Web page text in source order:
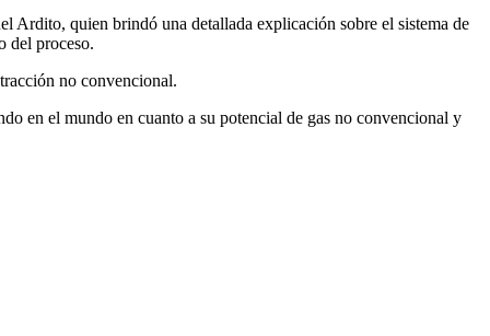
Ardito, quien brindó una detallada explicación sobre el sistema de
del proceso.
no convencional.
en el mundo en cuanto a su potencial de gas no convencional y